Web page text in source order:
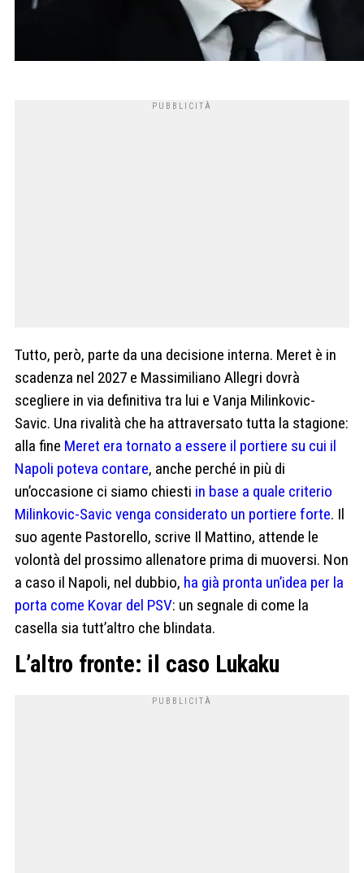
Tutto, però, parte da una decisione interna. Meret è in
scadenza nel 2027 e Massimiliano Allegri dovrà
scegliere in via definitiva tra lui e Vanja Milinkovic-
Savic. Una rivalità che ha attraversato tutta la stagione:
alla fine Meret era tornato a essere il portiere su cui il
Napoli poteva contare, anche perché in più di
un’occasione ci siamo chiesti in base a quale criterio
Milinkovic-Savic venga considerato un portiere forte. Il
suo agente Pastorello, scrive Il Mattino, attende le
volontà del prossimo allenatore prima di muoversi. Non
a caso il Napoli, nel dubbio, ha già pronta un’idea per la
porta come Kovar del PSV: un segnale di come la
casella sia tutt’altro che blindata.
L’altro fronte: il caso Lukaku